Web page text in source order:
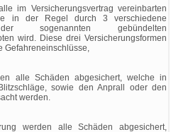
im Versicherungsvertrag vereinbarten
in der Regel durch 3 verschiedene
sogenannten gebündelten
wird. Diese drei Versicherungsformen
Gefahreneinschlüsse,
alle Schäden abgesichert, welche in
sowie den Anprall oder den
werden.
werden alle Schäden abgesichert,